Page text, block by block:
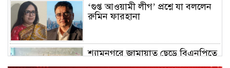
‘গুপ্ত আওয়ামী লীগ’ প্রশ্নে যা বললেন
রুমিন ফারহানা
শ্যামনগরে জামায়াত ছেড়ে বিএনপিতে